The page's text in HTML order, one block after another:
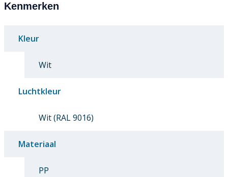
Kenmerken
Kleur
Wit
Luchtkleur
Wit (RAL 9016)
Materiaal
PP